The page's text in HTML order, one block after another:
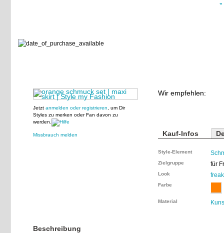
«
Jetzt anmelden oder registrieren , um Dir
Styles zu merken oder Fan davon zu
werden.
Missbrauch melden
Wir empfehlen:
Kauf-Infos
Style-Element
Zielgruppe für
Look
Farbe
Material
Beschreibung